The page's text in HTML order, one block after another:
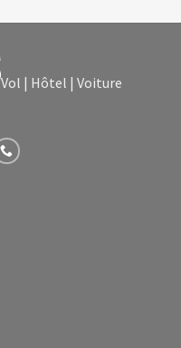
Vol | Hôtel | Voiture